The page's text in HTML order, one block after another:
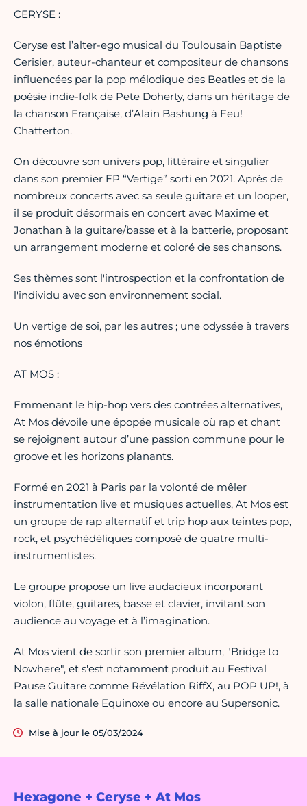
Hexagone + Ceryse + At Mos
CERYSE :
Ceryse est l’alter-ego musical du Toulousain Baptiste
Cerisier, auteur-chanteur et compositeur de chansons
influencées par la pop mélodique des Beatles et de la
poésie indie-folk de Pete Doherty, dans un héritage de
la chanson Française, d’Alain Bashung à Feu!
Chatterton.
On découvre son univers pop, littéraire et singulier
dans son premier EP “Vertige” sorti en 2021. Après de
nombreux concerts avec sa seule guitare et un looper,
il se produit désormais en concert avec Maxime et
Jonathan à la guitare/basse et à la batterie, proposant
un arrangement moderne et coloré de ses chansons.
Ses thèmes sont l'introspection et la confrontation de
l'individu avec son environnement social.
Un vertige de soi, par les autres ; une odyssée à travers
nos émotions
AT MOS :
Emmenant le hip-hop vers des contrées alternatives,
At Mos dévoile une épopée musicale où rap et chant
se rejoignent autour d’une passion commune pour le
groove et les horizons planants.
Formé en 2021 à Paris par la volonté de mêler
instrumentation live et musiques actuelles, At Mos est
un groupe de rap alternatif et trip hop aux teintes pop,
rock, et psychédéliques composé de quatre multi-
instrumentistes.
Le groupe propose un live audacieux incorporant
violon, flûte, guitares, basse et clavier, invitant son
audience au voyage et à l’imagination.
At Mos vient de sortir son premier album, "Bridge to
Nowhere", et s'est notamment produit au Festival
Pause Guitare comme Révélation RiffX, au POP UP!, à
la salle nationale Equinoxe ou encore au Supersonic.
Mise à jour le 05/03/2024